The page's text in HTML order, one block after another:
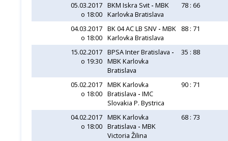
05.03.2017
o 18:00
BKM Iskra Svit - MBK
Karlovka Bratislava
78 : 66
04.03.2017
o 18:00
BK 04 AC LB SNV - MBK
Karlovka Bratislava
88 : 71
15.02.2017
o 19:30
BPSA Inter Bratislava -
MBK Karlovka
Bratislava
35 : 88
05.02.2017
o 18:00
MBK Karlovka
Bratislava - IMC
Slovakia P. Bystrica
90 : 71
04.02.2017
o 18:00
MBK Karlovka
Bratislava - MBK
Victoria Žilina
68 : 73